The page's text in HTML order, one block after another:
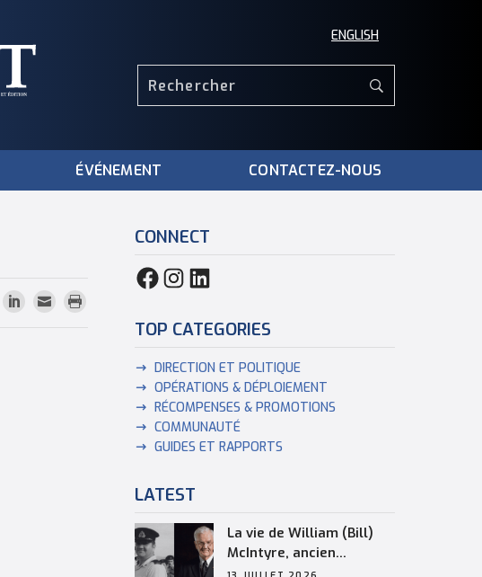
ENGLISH
ÉVÉNEMENT CONTACTEZ-NOUS
CONNECT
TOP CATEGORIES
DIRECTION ET POLITIQUE
OPÉRATIONS & DÉPLOIEMENT
RÉCOMPENSES & PROMOTIONS
COMMUNAUTÉ
GUIDES ET RAPPORTS
LATEST
La vie de William (Bill)
McIntyre, ancien
combattant de la Marine